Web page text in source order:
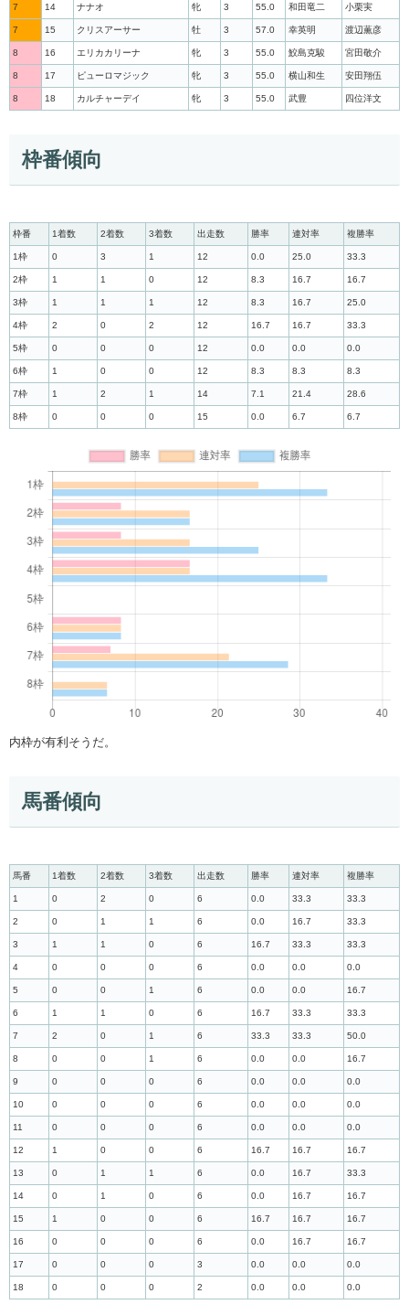
7 14 ナナオ 牝 3 55.0 和田竜二 小栗実
7 15 クリスアーサー 牡 3 57.0 幸英明 渡辺薫彦
8 16 エリカカリーナ 牝 3 55.0 鮫島克駿 宮田敬介
8 17 ピューロマジック 牝 3 55.0 横山和生 安田翔伍
8 18 カルチャーデイ 牝 3 55.0 武豊 四位洋文
枠番傾向
枠番 1着数 2着数 3着数 出走数 勝率 連対率 複勝率
1枠 0 3 1 12 0.0 25.0 33.3
2枠 1 1 0 12 8.3 16.7 16.7
3枠 1 1 1 12 8.3 16.7 25.0
4枠 2 0 2 12 16.7 16.7 33.3
5枠 0 0 0 12 0.0 0.0 0.0
6枠 1 0 0 12 8.3 8.3 8.3
7枠 1 2 1 14 7.1 21.4 28.6
8枠 0 0 0 15 0.0 6.7 6.7
内枠が有利そうだ。
馬番傾向
馬番 1着数 2着数 3着数 出走数 勝率 連対率 複勝率
1 0 2 0 6 0.0 33.3 33.3
2 0 1 1 6 0.0 16.7 33.3
3 1 1 0 6 16.7 33.3 33.3
4 0 0 0 6 0.0 0.0 0.0
5 0 0 1 6 0.0 0.0 16.7
6 1 1 0 6 16.7 33.3 33.3
7 2 0 1 6 33.3 33.3 50.0
8 0 0 1 6 0.0 0.0 16.7
9 0 0 0 6 0.0 0.0 0.0
10 0 0 0 6 0.0 0.0 0.0
11 0 0 0 6 0.0 0.0 0.0
12 1 0 0 6 16.7 16.7 16.7
13 0 1 1 6 0.0 16.7 33.3
14 0 1 0 6 0.0 16.7 16.7
15 1 0 0 6 16.7 16.7 16.7
16 0 0 0 6 0.0 16.7 16.7
17 0 0 0 3 0.0 0.0 0.0
18 0 0 0 2 0.0 0.0 0.0